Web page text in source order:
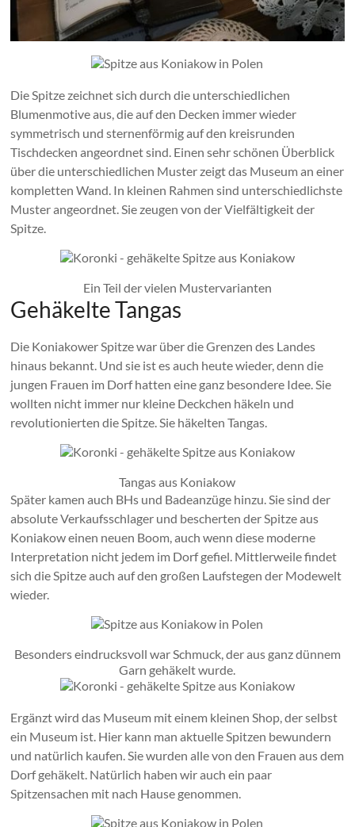
Die Spitze zeichnet sich durch die unterschiedlichen
Blumenmotive aus, die auf den Decken immer wieder
symmetrisch und sternenförmig auf den kreisrunden
Tischdecken angeordnet sind. Einen sehr schönen Überblick
über die unterschiedlichen Muster zeigt das Museum an einer
kompletten Wand. In kleinen Rahmen sind unterschiedlichste
Muster angeordnet. Sie zeugen von der Vielfältigkeit der
Spitze.
Ein Teil der vielen Mustervarianten
Gehäkelte Tangas
Die Koniakower Spitze war über die Grenzen des Landes
hinaus bekannt. Und sie ist es auch heute wieder, denn die
jungen Frauen im Dorf hatten eine ganz besondere Idee. Sie
wollten nicht immer nur kleine Deckchen häkeln und
revolutionierten die Spitze. Sie häkelten Tangas.
Tangas aus Koniakow
Später kamen auch BHs und Badeanzüge hinzu. Sie sind der
absolute Verkaufsschlager und bescherten der Spitze aus
Koniakow einen neuen Boom, auch wenn diese moderne
Interpretation nicht jedem im Dorf gefiel. Mittlerweile findet
sich die Spitze auch auf den großen Laufstegen der Modewelt
wieder.
Besonders eindrucksvoll war Schmuck, der aus ganz dünnem
Garn gehäkelt wurde.
Ergänzt wird das Museum mit einem kleinen Shop, der selbst
ein Museum ist. Hier kann man aktuelle Spitzen bewundern
und natürlich kaufen. Sie wurden alle von den Frauen aus dem
Dorf gehäkelt. Natürlich haben wir auch ein paar
Spitzensachen mit nach Hause genommen.